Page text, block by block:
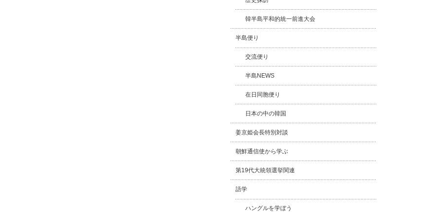
韓半島平和的統一前進大会
半島便り
交流便り
半島NEWS
在日同胞便り
日本の中の韓国
姜京姫会長特別対談
朝鮮通信使から学ぶ
第19代大統領選挙関連
語学
ハングルを学ぼう